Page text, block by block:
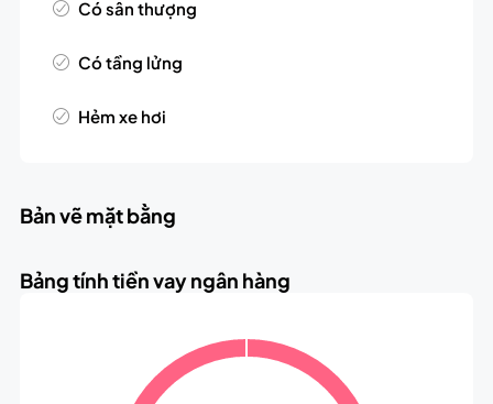
Có sân thượng
Có tầng lửng
Hẻm xe hơi
Bản vẽ mặt bằng
Bảng tính tiền vay ngân hàng